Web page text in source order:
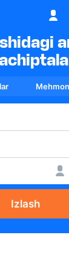
Izlash